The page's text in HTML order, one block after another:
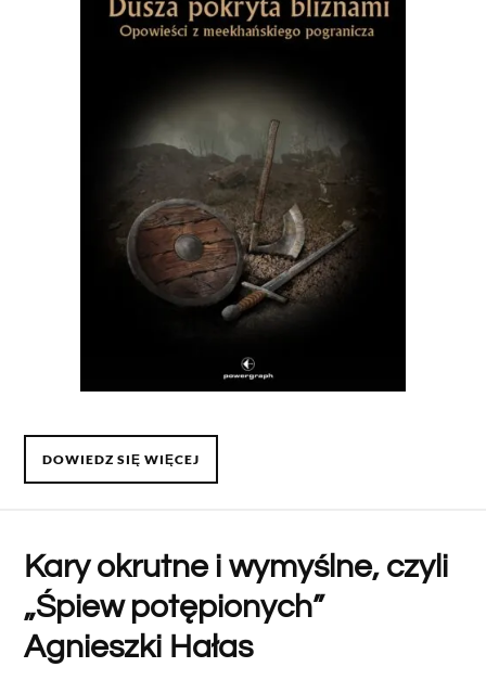
DOWIEDZ SIĘ WIĘCEJ
Kary okrutne i wymyślne, czyli
„Śpiew potępionych”
Agnieszki Hałas